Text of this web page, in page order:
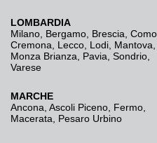
LOMBARDIA
Milano Bergamo Brescia, Como
Cremona
Lecco Lodi Mantova
Monza Brianza
Pavia Sondrio
Varese
MARCHE
Ancona Ascoli Piceno Fermo
Macerata
Pesaro Urbino